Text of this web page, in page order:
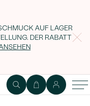
AUF LAGER
DER RABATT